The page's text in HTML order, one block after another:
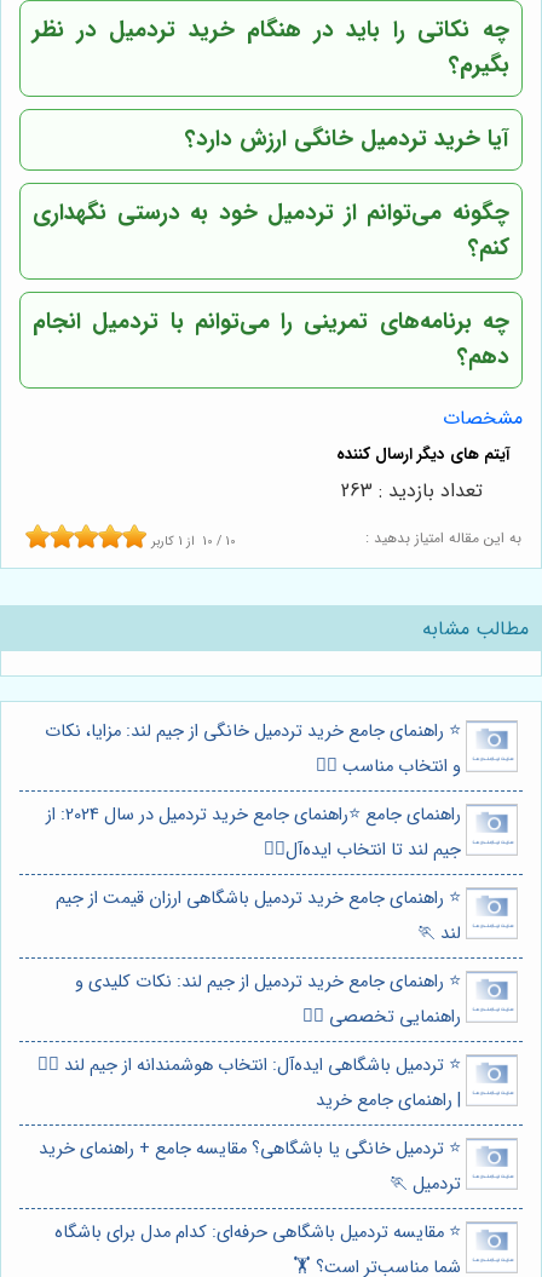
چه نکاتی را باید در هنگام خرید تردمیل در نظر
بگیرم؟
آیا خرید تردمیل خانگی ارزش دارد؟
چگونه می‌توانم از تردمیل خود به درستی نگهداری
کنم؟
چه برنامه‌های تمرینی را می‌توانم با تردمیل انجام
دهم؟
مشخصات
به این مقاله امتیاز بدهید : 10 / 10 از 1 کاربر
تعداد بازدید : 263
مطالب مشابه
⭐️ راهنمای جامع خرید تردمیل خانگی از جیم لند: مزایا، نکات
و انتخاب مناسب 🏃‍♀️
راهنمای جامع ⭐️راهنمای جامع خرید تردمیل در سال 2024: از
جیم لند تا انتخاب ایده‌آل🏃‍♀️
⭐️ راهنمای جامع خرید تردمیل باشگاهی ارزان قیمت از جیم
لند 🏃
⭐️ راهنمای جامع خرید تردمیل از جیم لند: نکات کلیدی و
راهنمایی تخصصی 🏃‍♂️
⭐️ تردمیل باشگاهی ایده‌آل: انتخاب هوشمندانه از جیم لند 🏃‍♂️
| راهنمای جامع خرید
⭐️ تردمیل خانگی یا باشگاهی؟ مقایسه جامع + راهنمای خرید
تردمیل 🏃
⭐️ مقایسه تردمیل باشگاهی حرفه‌ای: کدام مدل برای باشگاه
شما مناسب‌تر است؟ 🏋️